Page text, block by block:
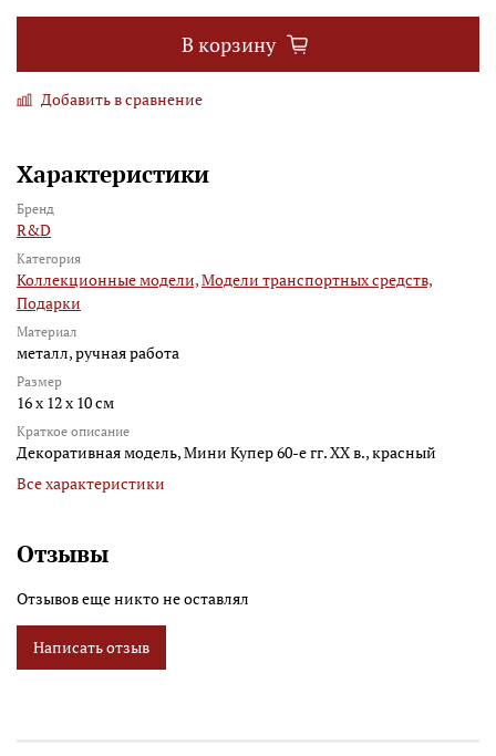
В корзину
Добавить в сравнение
Характеристики
Бренд
R&D
Категория
Коллекционные модели,Модели транспортных средств,
Подарки
Материал
металл, ручная работа
Размер
16 х 12 х 10 см
Краткое описание
Декоративная модель, Мини Купер 60-е гг. XX в., красный
Все характеристики
Отзывы
Отзывов еще никто не оставлял
Написать отзыв